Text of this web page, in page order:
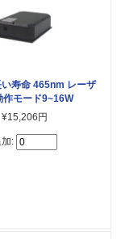
寿命 465nm レーザ
作モード9~16W
¥15,206円
: